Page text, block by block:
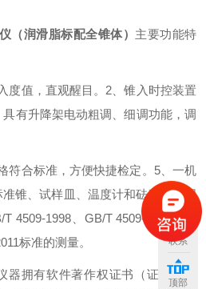
（润滑脂标配全锥体） 主要功能特
度值，直观醒目。 2、锥入时控装置
具有升降架电动粗调、细调功能，调
符合标准，方便快捷检定。 5、一机
锥、试样皿、温度计和砝码等不同
4509-1998、GB/T 4509-2010和公
标准的测量。
拥有软件著作权证书（证书号：
联系
顶部